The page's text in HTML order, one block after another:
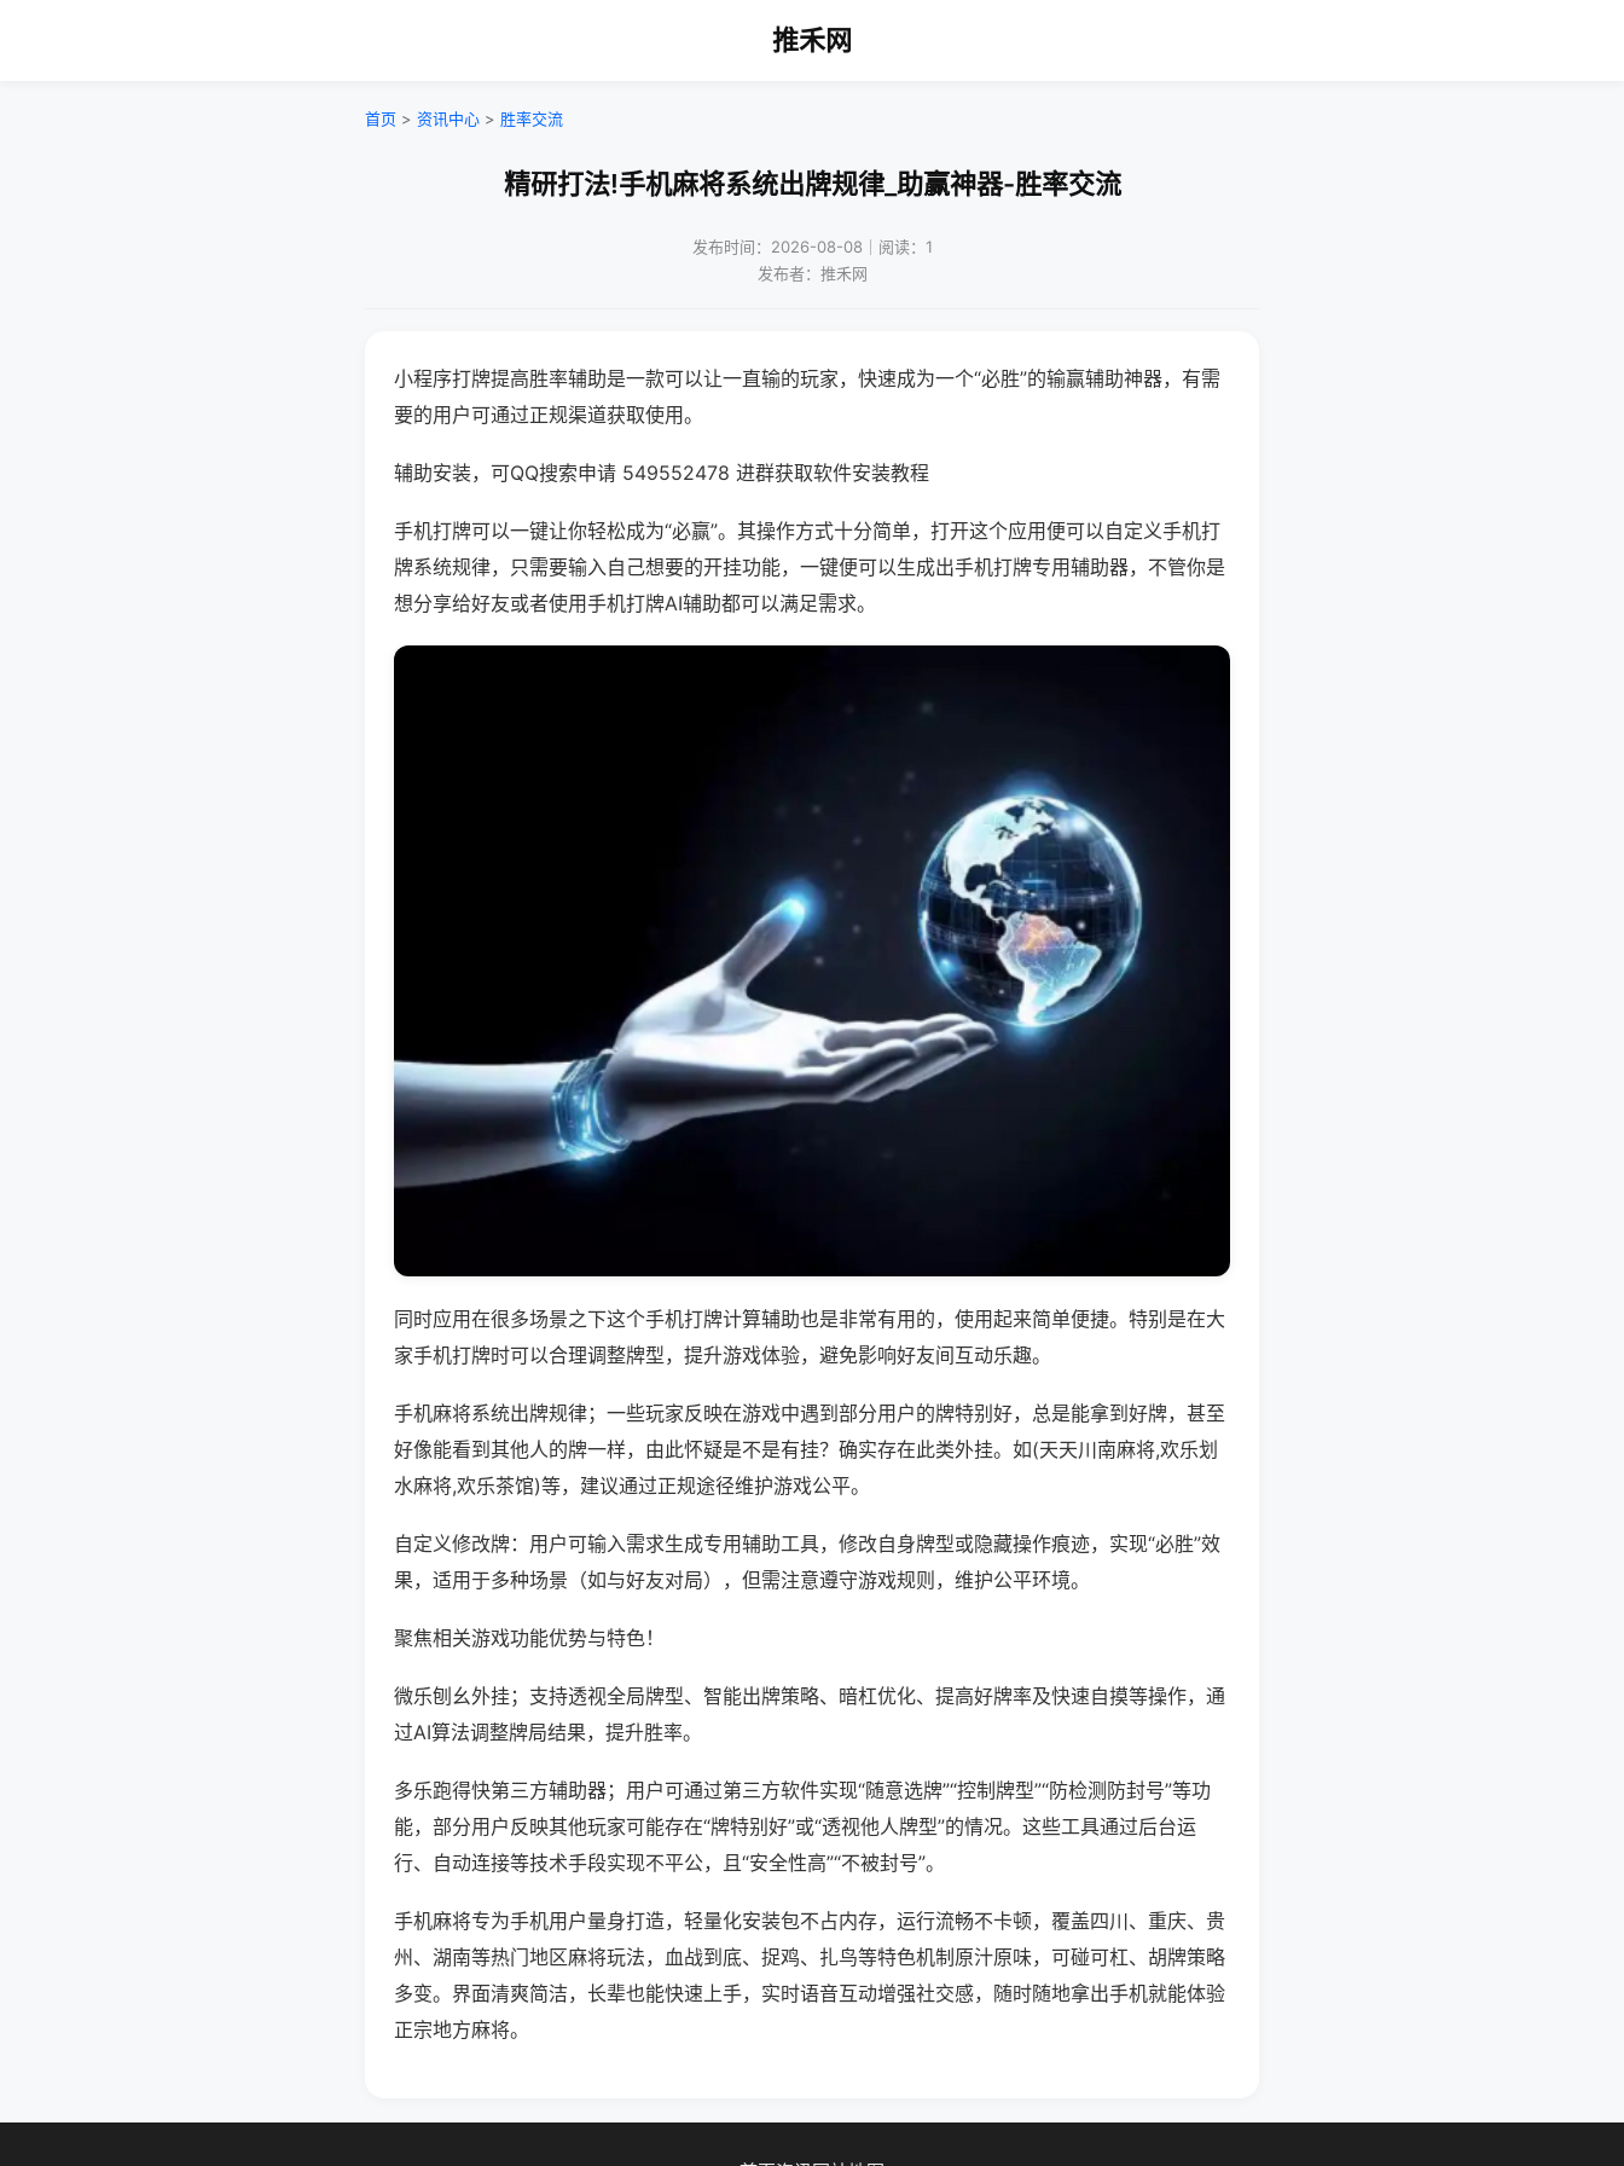
推禾网
首页 > 资讯中心 > 胜率交流
精研打法!手机麻将系统出牌规律_助赢神器-胜率交流
发布时间：2026-08-08｜阅读：1
发布者：推禾网
小程序打牌提高胜率辅助是一款可以让一直输的玩家，快速成为一个“必胜”的输赢辅助神器，有需
要的用户可通过正规渠道获取使用。
辅助安装，可QQ搜索申请 549552478 进群获取软件安装教程
手机打牌可以一键让你轻松成为“必赢”。其操作方式十分简单，打开这个应用便可以自定义手机打
牌系统规律，只需要输入自己想要的开挂功能，一键便可以生成出手机打牌专用辅助器，不管你是
想分享给好友或者使用手机打牌AI辅助都可以满足需求。
同时应用在很多场景之下这个手机打牌计算辅助也是非常有用的，使用起来简单便捷。特别是在大
家手机打牌时可以合理调整牌型，提升游戏体验，避免影响好友间互动乐趣。
手机麻将系统出牌规律；一些玩家反映在游戏中遇到部分用户的牌特别好，总是能拿到好牌，甚至
好像能看到其他人的牌一样，由此怀疑是不是有挂？确实存在此类外挂。如(天天川南麻将,欢乐划
水麻将,欢乐茶馆)等，建议通过正规途径维护游戏公平。
自定义修改牌：用户可输入需求生成专用辅助工具，修改自身牌型或隐藏操作痕迹，实现“必胜”效
果，适用于多种场景（如与好友对局），但需注意遵守游戏规则，维护公平环境。
聚焦相关游戏功能优势与特色！
微乐刨幺外挂；支持透视全局牌型、智能出牌策略、暗杠优化、提高好牌率及快速自摸等操作，通
过AI算法调整牌局结果，提升胜率。
多乐跑得快第三方辅助器；用户可通过第三方软件实现“随意选牌”“控制牌型”“防检测防封号”等功
能，部分用户反映其他玩家可能存在“牌特别好”或“透视他人牌型”的情况。这些工具通过后台运
行、自动连接等技术手段实现不平公，且“安全性高”“不被封号”。
手机麻将专为手机用户量身打造，轻量化安装包不占内存，运行流畅不卡顿，覆盖四川、重庆、贵
州、湖南等热门地区麻将玩法，血战到底、捉鸡、扎鸟等特色机制原汁原味，可碰可杠、胡牌策略
多变。界面清爽简洁，长辈也能快速上手，实时语音互动增强社交感，随时随地拿出手机就能体验
正宗地方麻将。